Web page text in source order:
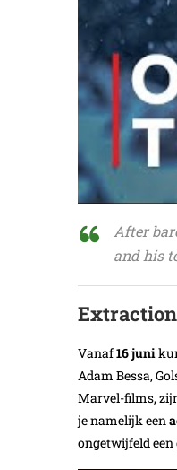
After
and his
Vanaf16 juni
Adam Bessa,
Marvel-films,
je namelijk een
ongetwijfeld